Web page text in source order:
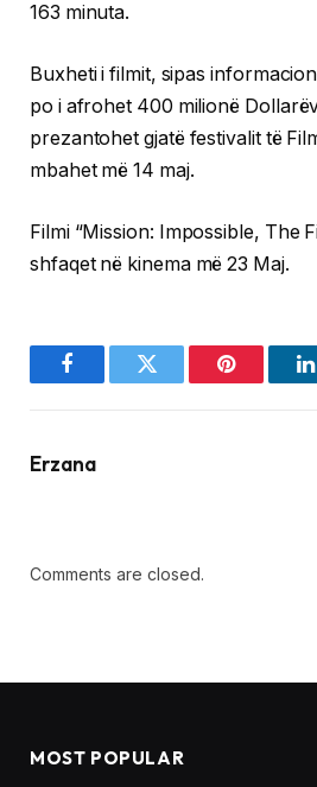
163 minuta.
Buxheti i filmit, sipas
po i afrohet 400 milionë
prezantohet gjatë festivalit të
mbahet më 14 maj.
Filmi “Mission: Impossible, The
shfaqet në kinema më 23 Maj.
FacebookTwitter Pinterest
Erzana
Comments are closed.
MOST POPULAR